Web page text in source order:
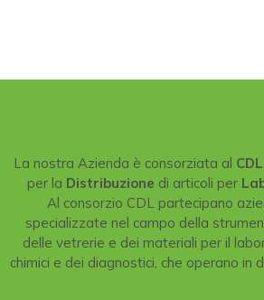
La nostra Azienda è consorziata al CDL
per la Distribuzione di articoli per
Al consorzio CDL partecipano
specializzate nel campo della
delle vetrerie e dei materiali per il
chimici e dei diagnostici, che operano in